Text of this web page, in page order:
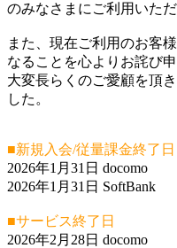
のみなさまにご利用いた
また、現在ご利用のお客
なることを心よりお詫び申
大変長らくのご愛顧を頂
した。
■新規入会/従量課金終了日
2026年1月31日 docomo
2026年1月31日 SoftBank
■サービス終了日
2026年2月28日 docomo